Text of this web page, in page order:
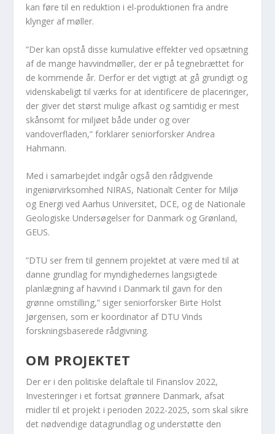
kan føre til en reduktion i el-produktionen fra andre
klynger af møller.
”Der kan opstå disse kumulative effekter ved opsætning
af de mange havvindmøller, der er på tegnebrættet for
de kommende år. Derfor er det vigtigt at gå grundigt og
videnskabeligt til værks for at identificere de placeringer,
der giver det størst mulige afkast og samtidig er mest
skånsomt for miljøet både under og over
vandoverfladen,” forklarer seniorforsker Andrea
Hahmann.
Med i samarbejdet indgår også den rådgivende
ingeniørvirksomhed NIRAS, Nationalt Center for Miljø
og Energi ved Aarhus Universitet, DCE, og de Nationale
Geologiske Undersøgelser for Danmark og Grønland,
GEUS.
”DTU ser frem til gennem projektet at være med til at
danne grundlag for myndighedernes langsigtede
planlægning af havvind i Danmark til gavn for den
grønne omstilling,” siger seniorforsker Birte Holst
Jørgensen, som er koordinator af DTU Vinds
forskningsbaserede rådgivning.
OM PROJEKTET
Der er i den politiske delaftale til Finanslov 2022,
Investeringer i et fortsat grønnere Danmark, afsat
midler til et projekt i perioden 2022-2025, som skal sikre
det nødvendige datagrundlag og understøtte den